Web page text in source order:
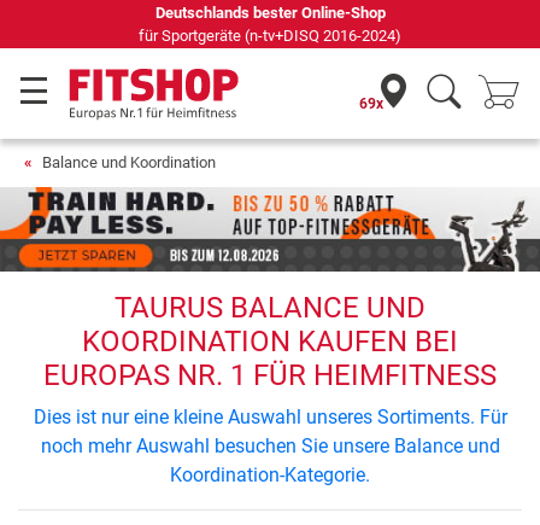
Deutschlands bester Online-Shop
für Sportgeräte (n-tv+DISQ 2016-2024)
69x
Balance und Koordination
TAURUS BALANCE UND
KOORDINATION KAUFEN BEI
EUROPAS NR. 1 FÜR HEIMFITNESS
Dies ist nur eine kleine Auswahl unseres Sortiments. Für
noch mehr Auswahl besuchen Sie unsere Balance und
Koordination-Kategorie.